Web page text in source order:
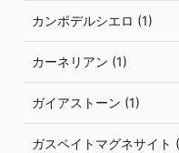
カンポデルシエロ (1)
カーネリアン (1)
ガイアストーン (1)
ガスペイトマグネサイト